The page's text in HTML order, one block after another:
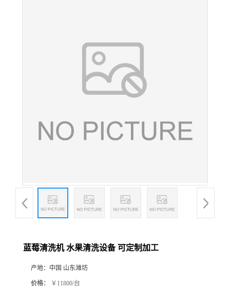
蓝莓清洗机 水果清洗设备 可定制加工
产地： 中国 山东潍坊
价格： ￥11800/台